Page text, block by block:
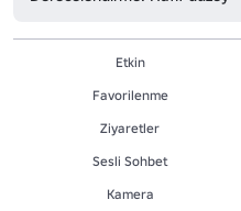
Etkin
Favorilenme
Ziyaretler
Sesli Sohbet
Kamera